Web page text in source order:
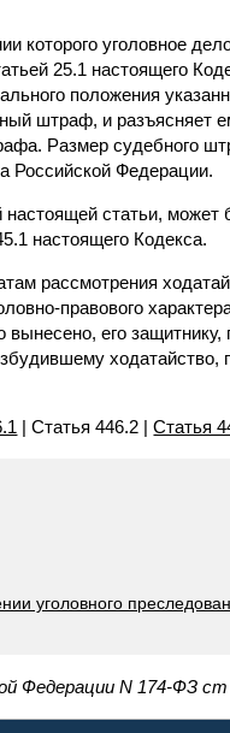
которого уголовное
25.1 настоящего
положения
штраф, и разъясняет
Размер судебного
Российской Федерации.
настоящей статьи,
настоящего Кодекса.
рассмотрения
правового
его
ходатайство,
| Статья 446.2 |Статья
уголовного
Федерации N 174-ФЗ